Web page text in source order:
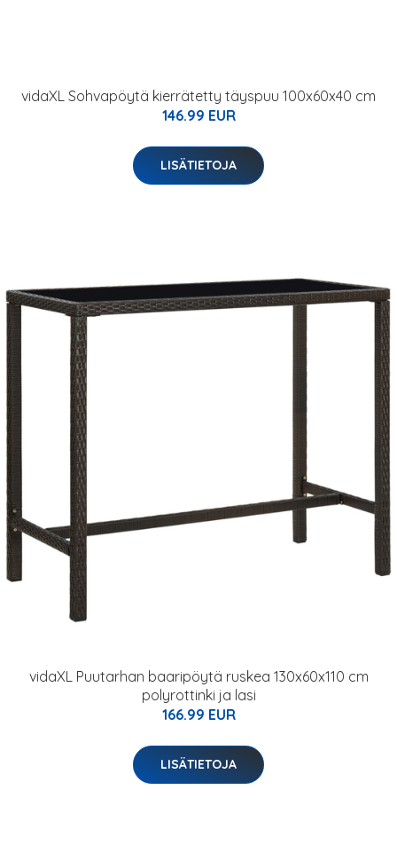
vidaXL Sohvapöytä kierrätetty täyspuu 100x60x40 cm
146.99 EUR
LISÄTIETOJA
vidaXL Puutarhan baaripöytä ruskea 130x60x110 cm
polyrottinki ja lasi
166.99 EUR
LISÄTIETOJA